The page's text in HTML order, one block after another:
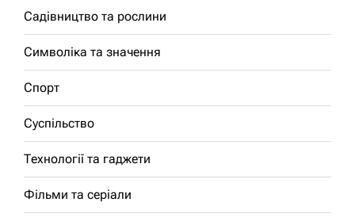
Садівництво та рослини
Символіка та значення
Спорт
Суспільство
Технології та гаджети
Фільми та серіали